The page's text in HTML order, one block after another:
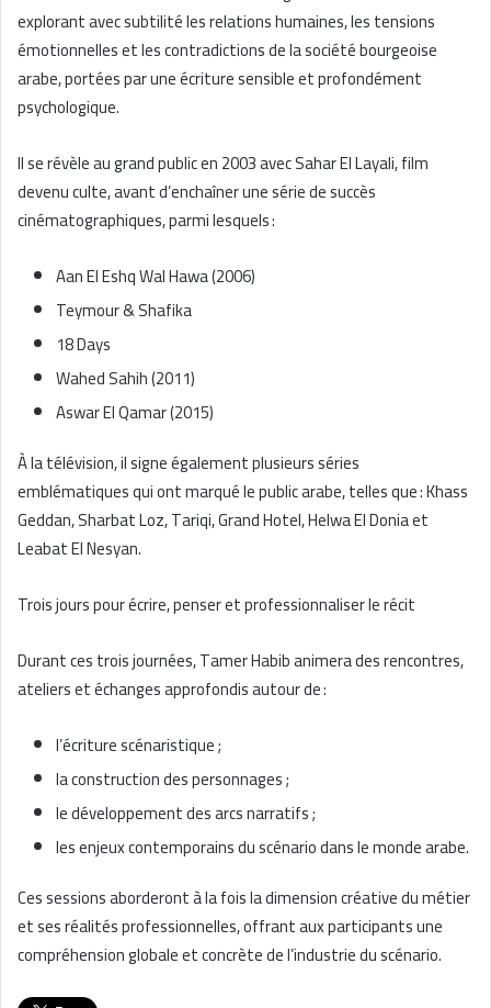
explorant avec subtilité les relations humaines, les tensions
émotionnelles et les contradictions de la société bourgeoise
arabe, portées par une écriture sensible et profondément
psychologique.
Il se révèle au grand public en 2003 avec Sahar El Layali, film
devenu culte, avant d’enchaîner une série de succès
cinématographiques, parmi lesquels :
Aan El Eshq Wal Hawa (2006)
Teymour & Shafika
18 Days
Wahed Sahih (2011)
Aswar El Qamar (2015)
À la télévision, il signe également plusieurs séries
emblématiques qui ont marqué le public arabe, telles que : Khass
Geddan, Sharbat Loz, Tariqi, Grand Hotel, Helwa El Donia et
Leabat El Nesyan.
Trois jours pour écrire, penser et professionnaliser le récit
Durant ces trois journées, Tamer Habib animera des rencontres,
ateliers et échanges approfondis autour de :
l’écriture scénaristique ;
la construction des personnages ;
le développement des arcs narratifs ;
les enjeux contemporains du scénario dans le monde arabe.
Ces sessions aborderont à la fois la dimension créative du métier
et ses réalités professionnelles, offrant aux participants une
compréhension globale et concrète de l’industrie du scénario.